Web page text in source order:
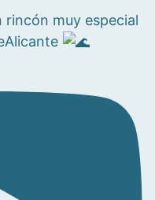
rincón muy especial